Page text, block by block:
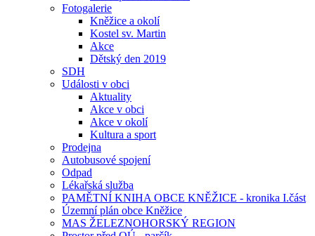
Fotogalerie
Kněžice a okolí
Kostel sv. Martin
Akce
Dětský den 2019
SDH
Události v obci
Aktuality
Akce v obci
Akce v okolí
Kultura a sport
Prodejna
Autobusové spojení
Odpad
Lékařská služba
PAMĚTNÍ KNIHA OBCE KNĚŽICE - kronika I.část
Územní plán obce Kněžice
MAS ŽELEZNOHORSKÝ REGION